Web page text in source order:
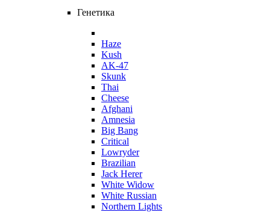
Генетика
Haze
Kush
AK-47
Skunk
Thai
Cheese
Afghani
Amnesia
Big Bang
Critical
Lowryder
Brazilian
Jack Herer
White Widow
White Russian
Northern Lights